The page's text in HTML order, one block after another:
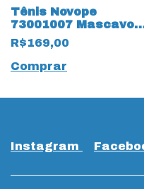
Tênis Novope
73001007 Mascavo
19465 Marinho
R$169,00
Comprar
Instagram